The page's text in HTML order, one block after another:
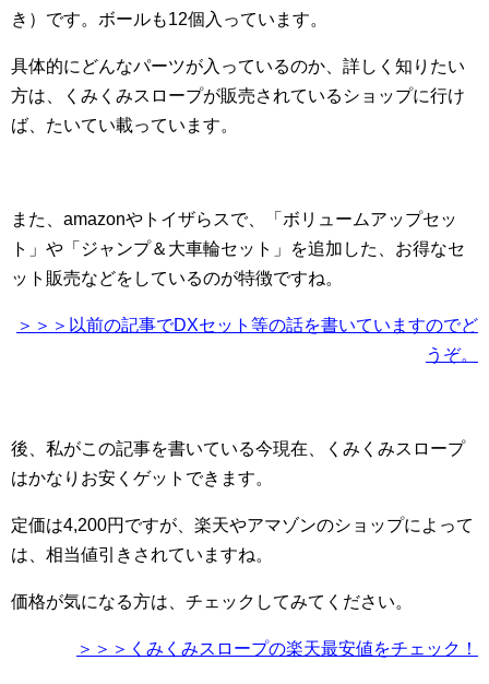
き）です。ボールも12個入っています。
具体的にどんなパーツが入っているのか、詳しく知りたい
方は、くみくみスロープが販売されているショップに行け
ば、たいてい載っています。
また、amazonやトイザらスで、「ボリュームアップセッ
ト」や「ジャンプ＆大車輪セット」を追加した、お得なセ
ット販売などをしているのが特徴ですね。
＞＞＞以前の記事でDXセット等の話を書いていますのでど
うぞ。
後、私がこの記事を書いている今現在、くみくみスロープ
はかなりお安くゲットできます。
定価は4,200円ですが、楽天やアマゾンのショップによって
は、相当値引きされていますね。
価格が気になる方は、チェックしてみてください。
＞＞＞くみくみスロープの楽天最安値をチェック！